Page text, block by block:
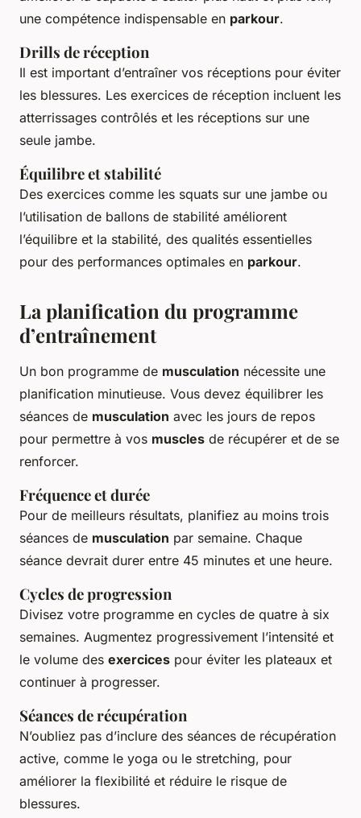
une compétence indispensable en parkour.
Drills de réception
Il est important d’entraîner vos réceptions pour éviter
les blessures. Les exercices de réception incluent les
atterrissages contrôlés et les réceptions sur une
seule jambe.
Équilibre et stabilité
Des exercices comme les squats sur une jambe ou
l’utilisation de ballons de stabilité améliorent
l’équilibre et la stabilité, des qualités essentielles
pour des performances optimales en parkour.
La planification du programme
d’entraînement
Un bon programme de musculation nécessite une
planification minutieuse. Vous devez équilibrer les
séances de musculation avec les jours de repos
pour permettre à vos muscles de récupérer et de se
renforcer.
Fréquence et durée
Pour de meilleurs résultats, planifiez au moins trois
séances de musculation par semaine. Chaque
séance devrait durer entre 45 minutes et une heure.
Cycles de progression
Divisez votre programme en cycles de quatre à six
semaines. Augmentez progressivement l’intensité et
le volume des exercices pour éviter les plateaux et
continuer à progresser.
Séances de récupération
N’oubliez pas d’inclure des séances de récupération
active, comme le yoga ou le stretching, pour
améliorer la flexibilité et réduire le risque de
blessures.